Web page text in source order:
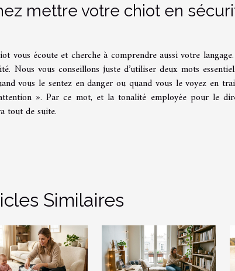
mettre votre chiot en
vous écoute et cherche à comprendre aussi votre
Nous vous conseillons juste d’utiliser deux mots
vous le sentez en danger ou quand vous le voyez en
». Par ce mot, et la tonalité employée pour le
tout de suite.
Similaires